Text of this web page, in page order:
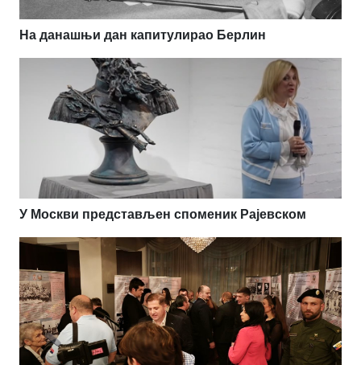
На данашњи дан капитулирао Берлин
У Москви представљен споменик Рајевском